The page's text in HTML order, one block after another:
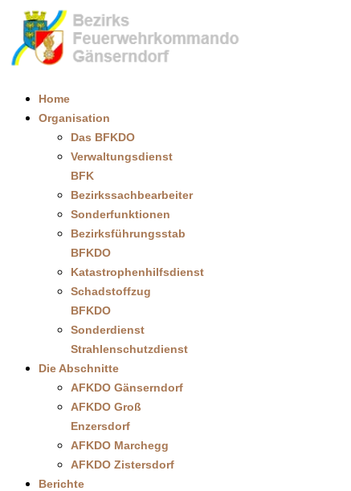
Home
Organisation
Das BFKDO
Verwaltungsdienst
BFK
Bezirkssachbearbeiter
Sonderfunktionen
Bezirksführungsstab
BFKDO
Katastrophenhilfsdienst
Schadstoffzug
BFKDO
Sonderdienst
Strahlenschutzdienst
Die Abschnitte
AFKDO Gänserndorf
AFKDO Groß
Enzersdorf
AFKDO Marchegg
AFKDO Zistersdorf
Berichte